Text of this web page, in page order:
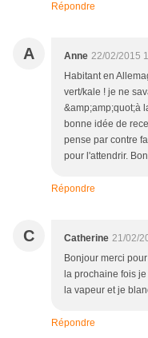
Répondre
A Anne 22/02/2015
Habitant en
vert/kale ! je ne
&amp;amp;quot;à
bonne idée de
pense par contre
pour l'attendrir.
Répondre
C Catherine 21/02/
Bonjour merci
la prochaine fois
la vapeur et je
Répondre